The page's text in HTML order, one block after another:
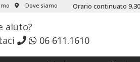
Dove siamo Orario continuato
aiuto?
06 611.1610